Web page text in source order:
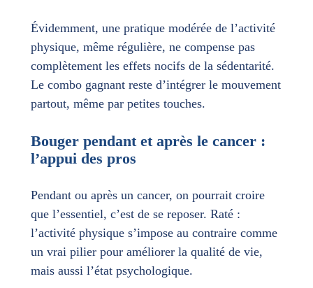
Évidemment, une pratique modérée de l’activité
physique, même régulière, ne compense pas
complètement les effets nocifs de la sédentarité.
Le combo gagnant reste d’intégrer le mouvement
partout, même par petites touches.
Bouger pendant et après le cancer :
l’appui des pros
Pendant ou après un cancer, on pourrait croire
que l’essentiel, c’est de se reposer. Raté :
l’activité physique s’impose au contraire comme
un vrai pilier pour améliorer la qualité de vie,
mais aussi l’état psychologique.